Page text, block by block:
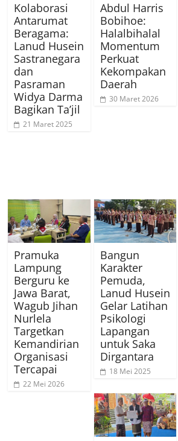
Kolaborasi
Antarumat
Beragama:
Lanud Husein
Sastranegara
dan
Pasraman
Widya Darma
Bagikan Ta’jil
21 Maret 2025
Abdul Harris
Bobihoe:
Halalbihalal
Momentum
Perkuat
Kekompakan
Daerah
30 Maret 2026
Pramuka
Lampung
Berguru ke
Jawa Barat,
Wagub Jihan
Nurlela
Targetkan
Kemandirian
Organisasi
Tercapai
22 Mei 2026
Bangun
Karakter
Pemuda,
Lanud Husein
Gelar Latihan
Psikologi
Lapangan
untuk Saka
Dirgantara
18 Mei 2025